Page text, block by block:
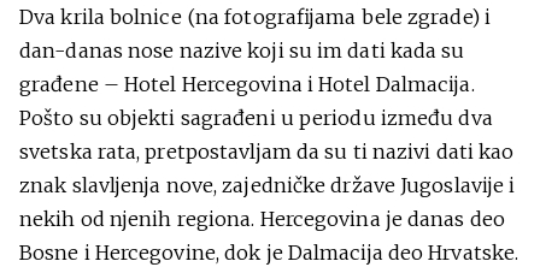
Dva krila bolnice (na fotografijama bele zgrade) i
dan-danas nose nazive koji su im dati kada su
građene – Hotel Hercegovina i Hotel Dalmacija.
Pošto su objekti sagrađeni u periodu između dva
svetska rata, pretpostavljam da su ti nazivi dati kao
znak slavljenja nove, zajedničke države Jugoslavije i
nekih od njenih regiona. Hercegovina je danas deo
Bosne i Hercegovine, dok je Dalmacija deo Hrvatske.